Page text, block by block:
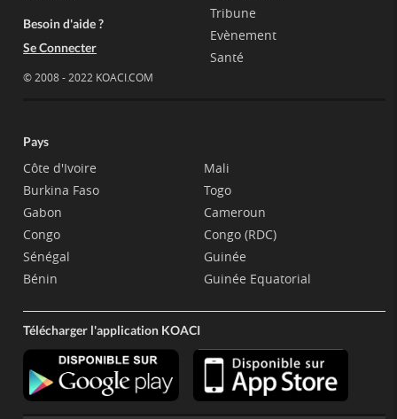
Besoin d'aide ?
Se Connecter
© 2008 - 2022 KOACI.COM
Tribune
Evènement
Santé
Pays
Côte d'Ivoire
Burkina Faso
Gabon
Congo
Sénégal
Bénin
Mali
Togo
Cameroun
Congo (RDC)
Guinée
Guinée Equatorial
Télécharger l'application KOACI